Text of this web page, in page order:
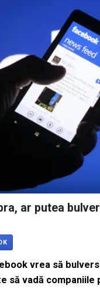
ar putea
vrea să
să vadă